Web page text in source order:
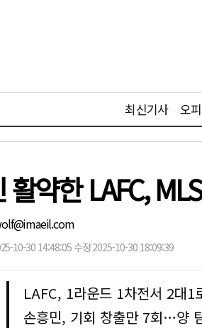
최신기사 오
활약한 LAFC,
10-30 14:48:05 수정 2025-10-30 18:09:39
LAFC, 1라운드 1차전서 2대1
손흥민, 기회 창출만 7회…양